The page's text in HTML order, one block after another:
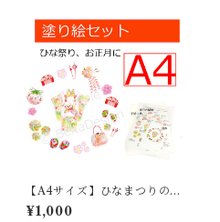
【A4サイズ】ひなまつりの塗
り絵_01
¥1,000